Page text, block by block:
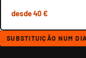
desde 40 €
SUBSTITUIÇÃO NUM DIA